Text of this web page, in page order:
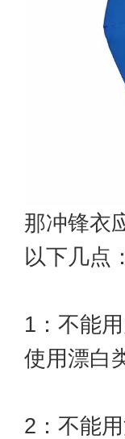
那冲锋衣
以下几点：
1：不能
使用漂白
2：不能